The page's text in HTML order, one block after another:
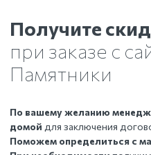
Получите
при заказе с
Памятники
По вашему желанию
домой для заключения
Поможем определиться с